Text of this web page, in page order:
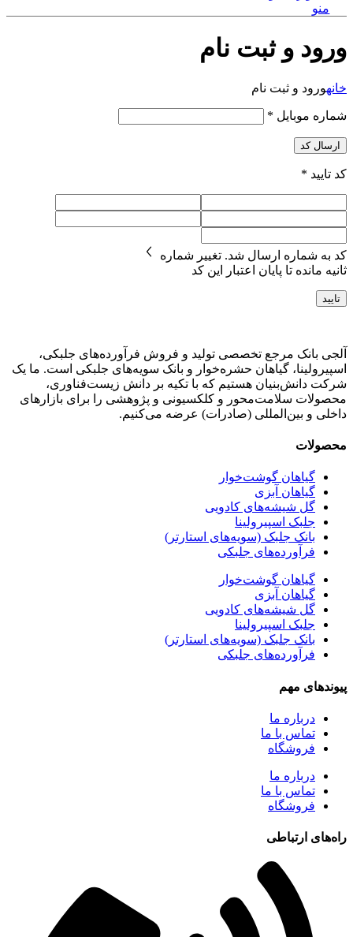
منو
ورود و ثبت نام
خانهورود و ثبت نام
شماره موبایل *
ارسال کد
کد تایید *
کد به شماره ارسال شد. تغییر شماره
ثانیه مانده تا پایان اعتبار این کد
تایید
آلجی بانک مرجع تخصصی تولید و فروش فرآورده‌های جلبکی،
اسپیرولینا، گیاهان حشره‌خوار و بانک سویه‌های جلبکی است. ما یک
شرکت دانش‌بنیان هستیم که با تکیه بر دانش زیست‌فناوری،
محصولات سلامت‌محور و کلکسیونی و پژوهشی را برای بازارهای
داخلی و بین‌المللی (صادرات) عرضه می‌کنیم.
محصولات
گیاهان گوشت‌خوار
گیاهان آبزی
گل شیشه‌های کادویی
جلبک اسپیرولینا
بانک جلبک (سویه‌های استارتر)
فرآورده‌های جلبکی
گیاهان گوشت‌خوار
گیاهان آبزی
گل شیشه‌های کادویی
جلبک اسپیرولینا
بانک جلبک (سویه‌های استارتر)
فرآورده‌های جلبکی
پیوندهای مهم
درباره ما
تماس با ما
فروشگاه
درباره ما
تماس با ما
فروشگاه
راه‌های ارتباطی